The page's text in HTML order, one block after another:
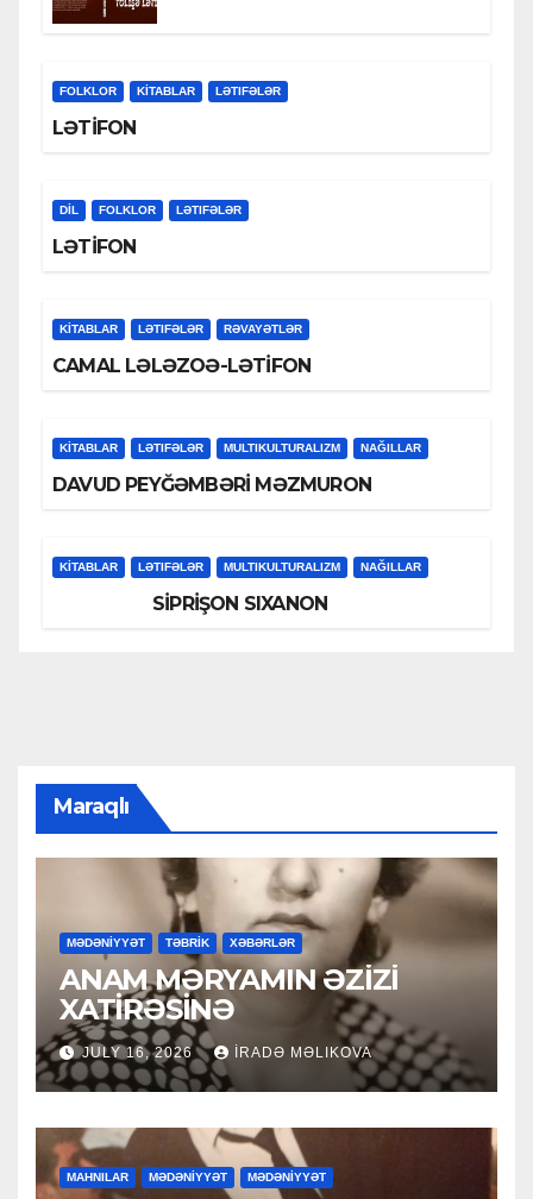
FOLKLOR KİTABLAR LƏTIFƏLƏR
LƏTİFON
DİL FOLKLOR LƏTIFƏLƏR
LƏTİFON
KİTABLAR LƏTIFƏLƏR RƏVAYƏTLƏR
CAMAL LƏLƏZOƏ-LƏTİFON
KİTABLAR LƏTIFƏLƏR MULTIKULTURALIZM NAĞILLAR
DAVUD PEYĞƏMBƏRİ MƏZMURON
KİTABLAR LƏTIFƏLƏR MULTIKULTURALIZM NAĞILLAR
SİPRİŞON SIXANON
Maraqlı
MƏDƏNİYYƏT TƏBRİK XƏBƏRLƏR
ANAM MƏRYAMIN ƏZİZİ
XATİRƏSİNƏ
JULY 16, 2026 İRADƏ MƏLIKOVA
MAHNILAR MƏDƏNİYYƏT MƏDƏNİYYƏT